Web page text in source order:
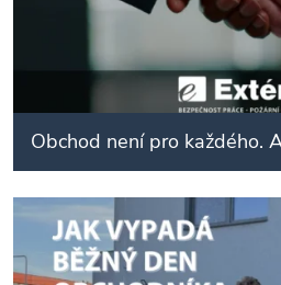
Obchod není pro každého.